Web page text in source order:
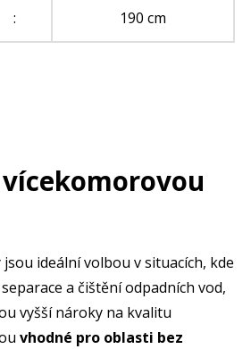
: 190 cm
ideální volbou v situacích, kde
a čištění odpadních vod,
vyšší nároky na kvalitu
vhodné pro oblasti bez